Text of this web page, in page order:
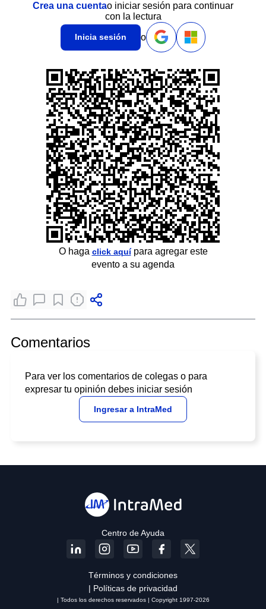
Crea una cuentao iniciar sesión para continuar
con la lectura
Inicia sesión o
O haga click aquípara agregar este
evento a su agenda
Comentarios
Para ver los comentarios de colegas o para
expresar tu opinión debes iniciar sesión
Ingresar a IntraMed
Centro de Ayuda
Términos y condiciones
| Políticas de privacidad
| Todos los derechos reservados | Copyright 1997-2026